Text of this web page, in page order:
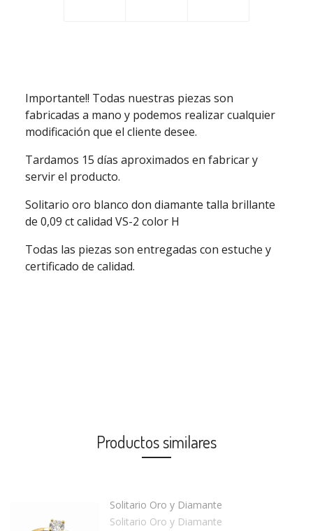
Importante!! Todas nuestras piezas son
fabricadas a mano y podemos realizar cualquier
modificación que el cliente desee.
Tardamos 15 días aproximados en fabricar y
servir el producto.
Solitario oro blanco don diamante talla brillante
de 0,09 ct calidad VS-2 color H
Todas las piezas son entregadas con estuche y
certificado de calidad.
Productos similares
Solitario Oro y Diamante
Solitario Oro y Diamante